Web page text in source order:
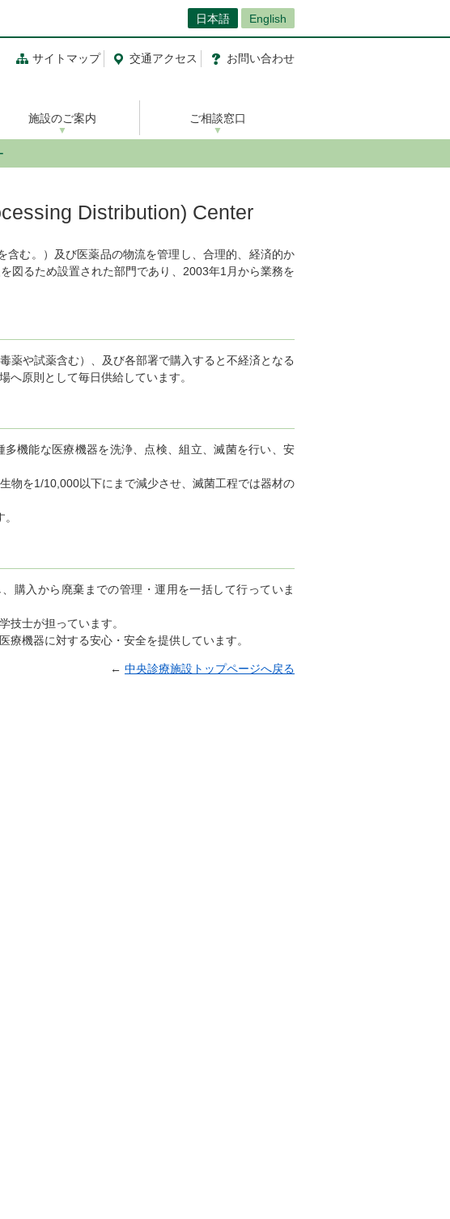
日本語 English
サイトマップ 交通アクセス お問い合わせ
施設のご案内 ご相談窓口
Distribution) Center
む。）及び医薬品の物流を管理し、合理的、経済的か
図るため設置された部門であり、2003年1月から業務を
や試薬含む）、及び各部署で購入すると不経済となる
へ原則として毎日供給しています。
機能な医療機器を洗浄、点検、組立、滅菌を行い、安
物を1/10,000以下にまで減少させ、滅菌工程では器材の
購入から廃棄までの管理・運用を一括して行っていま
技士が担っています。
機器に対する安心・安全を提供しています。
← 中央診療施設トップページへ戻る